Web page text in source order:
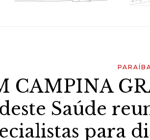
CAMPINA
Saúde
para